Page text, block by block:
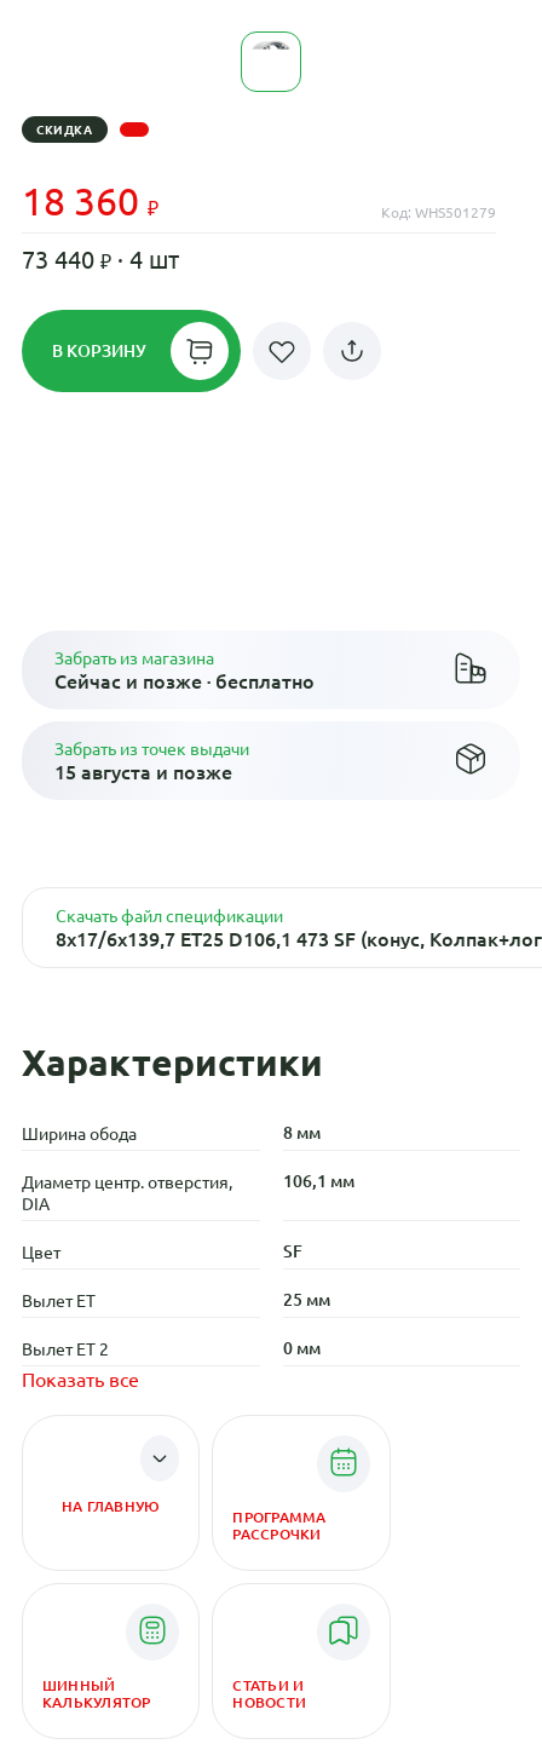
СКИДКА
18 360 Код: WHS501279
73 440 · 4 шт
В КОРЗИНУ
Забрать из магазина
Сейчас и позже · бесплатно
Забрать из точек выдачи
15 августа и позже
Скачать файл спецификации
8x17/6x139,7 ET25 D106,1 473 SF (конус,
Характеристики
Ширина обода 8 мм
Диаметр центр. отверстия,
DIA
106,1 мм
Цвет SF
Вылет ET 25 мм
Вылет ET 2 0 мм
Показать все
НА ГЛАВНУЮ
ПРОГРАММА
РАССРОЧКИ
ШИННЫЙ
КАЛЬКУЛЯТОР
СТАТЬИ И
НОВОСТИ